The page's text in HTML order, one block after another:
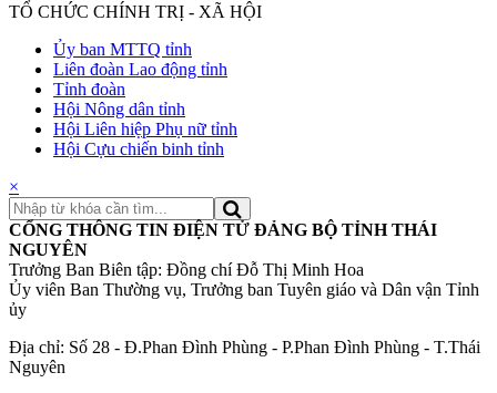
TỔ CHỨC CHÍNH TRỊ - XÃ HỘI
Ủy ban MTTQ tỉnh
Liên đoàn Lao động tỉnh
Tỉnh đoàn
Hội Nông dân tỉnh
Hội Liên hiệp Phụ nữ tỉnh
Hội Cựu chiến binh tỉnh
×
CỔNG THÔNG TIN ĐIỆN TỬ ĐẢNG BỘ TỈNH THÁI
NGUYÊN
Trưởng Ban Biên tập: Đồng chí Đỗ Thị Minh Hoa
Ủy viên Ban Thường vụ, Trưởng ban Tuyên giáo và Dân vận Tỉnh
ủy
Địa chỉ: Số 28 - Đ.Phan Đình Phùng - P.Phan Đình Phùng - T.Thái
Nguyên